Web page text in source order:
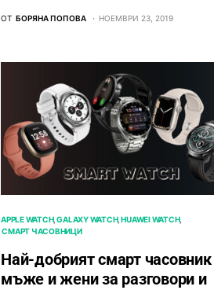
ОТ БОРЯНА ПОПОВА НОЕМВРИ 23, 2019
APPLE WATCH GALAXY WATCH HUAWEI WATCH
СМАРТ ЧАСОВНИЦИ
Най-добрият смарт часовник
мъже и жени за разговори и